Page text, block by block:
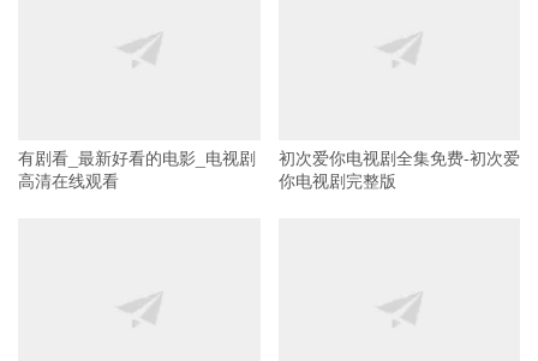
有剧看_最新好看的电影_电视剧
高清在线观看
初次爱你电视剧全集免费-初次爱
你电视剧完整版